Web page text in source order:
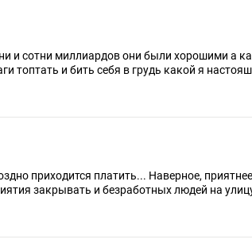
и сотни миллиардов они были хорошими а
топтать и бить себя в грудь какой я
приходится платить... Наверное,
закрывать и безработных людей на